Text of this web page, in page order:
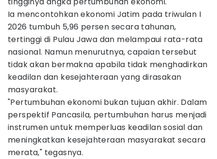
Ia mencontohkan ekonomi Jatim pada triwulan I
2026 tumbuh 5,96 persen secara tahunan,
tertinggi di Pulau Jawa dan melampaui rata-rata
nasional. Namun menurutnya, capaian tersebut
tidak akan bermakna apabila tidak menghadirkan
keadilan dan kesejahteraan yang dirasakan
masyarakat.
"Pertumbuhan ekonomi bukan tujuan akhir. Dalam
perspektif Pancasila, pertumbuhan harus menjadi
instrumen untuk memperluas keadilan sosial dan
meningkatkan kesejahteraan masyarakat secara
merata," tegasnya.